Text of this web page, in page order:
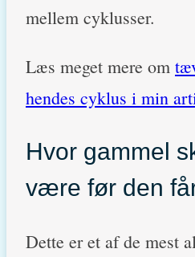
mellem cyklusser.
Læs meget mere om
hendes cyklus i min
Hvor gammel
være før den
Dette er et af de mest